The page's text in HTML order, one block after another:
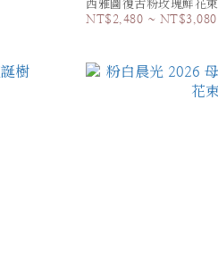
西雅圖復古粉玫瑰鮮花束
NT$2,480 ~ NT$3,080